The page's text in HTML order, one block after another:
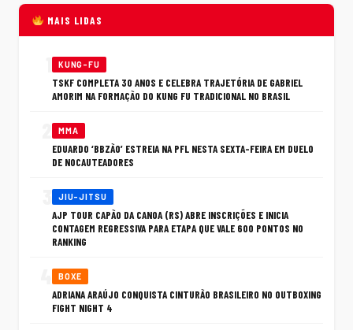
MAIS LIDAS
KUNG-FU
TSKF COMPLETA 30 ANOS E CELEBRA TRAJETÓRIA DE GABRIEL
AMORIM NA FORMAÇÃO DO KUNG FU TRADICIONAL NO BRASIL
MMA
EDUARDO ‘BBZÃO’ ESTREIA NA PFL NESTA SEXTA-FEIRA EM DUELO
DE NOCAUTEADORES
JIU-JITSU
AJP TOUR CAPÃO DA CANOA (RS) ABRE INSCRIÇÕES E INICIA
CONTAGEM REGRESSIVA PARA ETAPA QUE VALE 600 PONTOS NO
RANKING
BOXE
ADRIANA ARAÚJO CONQUISTA CINTURÃO BRASILEIRO NO OUTBOXING
FIGHT NIGHT 4